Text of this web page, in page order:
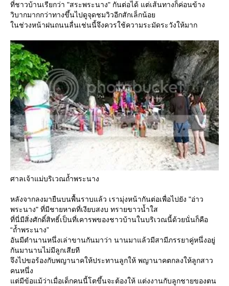
ที่ชาวบ้านเรียกว่า "สระพระนาง" กันต่อได้ แต่เส้นทางก็ค่อนข้าง
วิบากมากกว่าทางขึ้นไปดูจุดชมวิวอีกสักเล็กน้อ
นช่วงหน้าฝนถนนลื่นเช่นนี้จึงควรใช้ความระมัดระวังให้มาก
ศาลเจ้าแม่บริเวณถ้ำพระนาง
หลังจากลงมายืนบนพื้นราบแล้ว เรามุ่งหน้ากันต่อเพื่อไปยัง "อ่าว
พระนาง" ที่มีชายหาดที่เงียบสงบ ทรายขาวน้ำใส
ที่นี่มีสิ่งศักดิ์สิทธิ์เป็นที่เคารพของชาวบ้านในบริเวณนี้ด้วยนั่นก็คือ
“ถ้ำพระนาง”
อันมีตำนานหนึ่งเล่าขานกันมาว่า นานมาแล้วมีสามีภรรยาคู่หนึ่งอยู่
กันมานานไม่มีลูกเสียที
จึงไปขอร้องกับพญานาคให้ประทานลูกให้ พญานาคตกลงให้ลูกสาว
คนหนึ่ง
ต่มีข้อแม้ว่าเมื่อเด็กคนนี้โตขึ้นจะต้องให้ แต่งงานกับลูกชายของตน